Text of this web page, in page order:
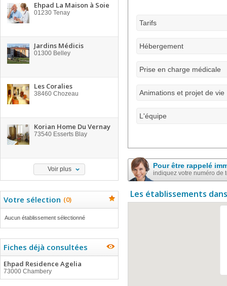
Ehpad La Maison à Soie
01230 Tenay
Jardins Médicis
01300 Belley
Les Coralies
38460 Chozeau
Korian Home Du Vernay
73540 Esserts Blay
Voir plus
Votre sélection (0)
Aucun établissement sélectionné
Fiches déjà consultées
Ehpad Residence Agelia
73000 Chambery
Tarifs
Hébergement
Prise en charge médicale
Animations et projet de vie
L'équipe
Pour être rappelé
indiquez votre numéro de
Les établissements